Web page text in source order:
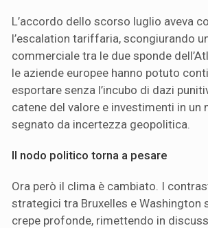
L’accordo dello scorso luglio aveva
l’escalation tariffaria, scongiurando
commerciale tra le due sponde
le aziende europee hanno potuto
esportare senza l’incubo di dazi
catene del valore e investimenti in un
segnato da incertezza geopolitica.
Il nodo politico torna a pesare
Ora però il clima è cambiato. I
strategici tra Bruxelles e Washington
crepe profonde, rimettendo in